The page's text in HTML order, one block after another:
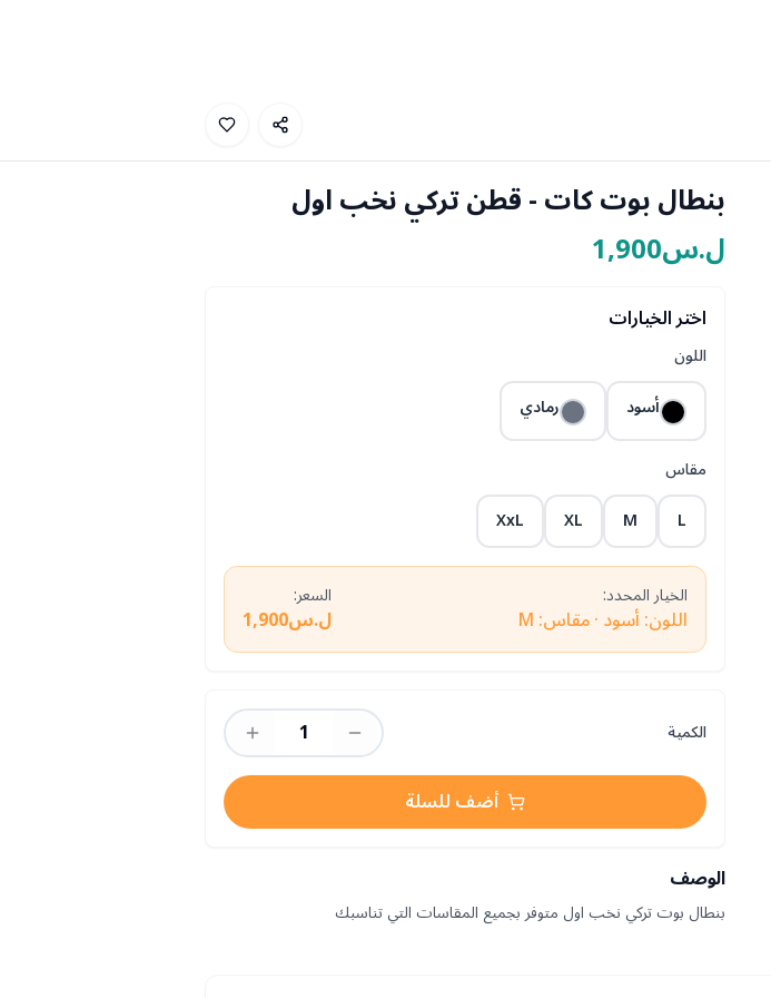
بنطال بوت كات - قطن تركي نخب اول
ل.س1,900
اختر الخيارات
اللون
أسود
رمادي
مقاس
L
M
XL
XxL
الخيار المحدد:
اللون: أسود · مقاس: M
السعر:
ل.س1,900
الكمية
1
أضف للسلة
الوصف
بنطال بوت تركي نخب اول متوفر بجميع المقاسات التي تناسبك